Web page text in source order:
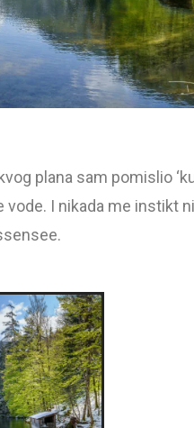
plana sam pomislio
vode. I nikada me instikt